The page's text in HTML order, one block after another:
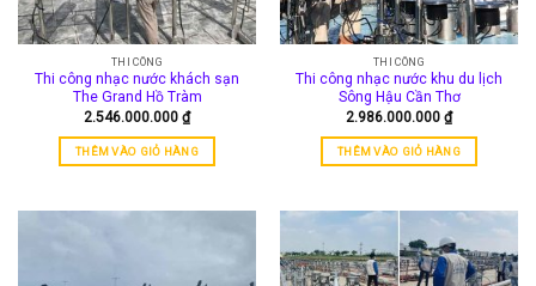
THI CÔNG
Thi công nhạc nước khách sạn
The Grand Hồ Tràm
2.546.000.000 ₫
THÊM VÀO GIỎ HÀNG
THI CÔNG
Thi công nhạc nước khu du lịch
Sông Hậu Cần Thơ
2.986.000.000 ₫
THÊM VÀO GIỎ HÀNG